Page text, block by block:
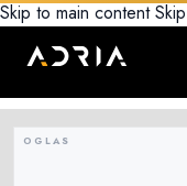
Skip to main content